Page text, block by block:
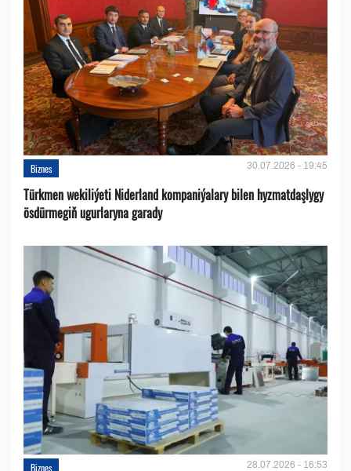
Biznes 30.07.2026 - 19:45
Türkmen wekiliýeti Niderland kompaniýalary bilen hyzmatdaşlygy
ösdürmegiň ugurlaryna garady
Biznes 28.07.2026 - 16:53